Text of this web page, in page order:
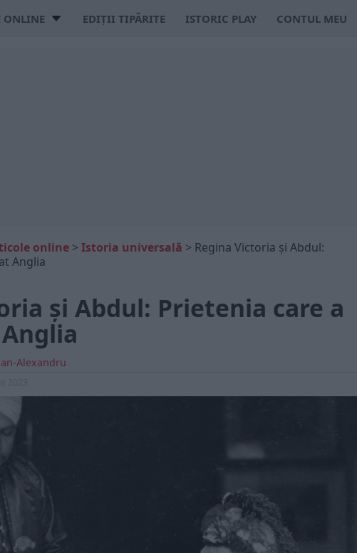
ONLINE EDIȚII TIPĂRITE ISTORIC PLAY CONTUL MEU
online > Istoria universală > Regina Victoria și Abdul:
Anglia
și Abdul: Prietenia care a
Alexandru